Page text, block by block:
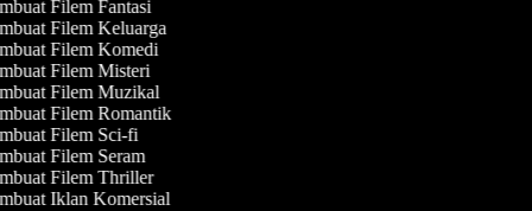
Filem Fantasi
Filem Keluarga
Filem Komedi
Filem Misteri
Filem Muzikal
Filem Romantik
Filem Sci-fi
Filem Seram
Filem Thriller
Iklan Komersial